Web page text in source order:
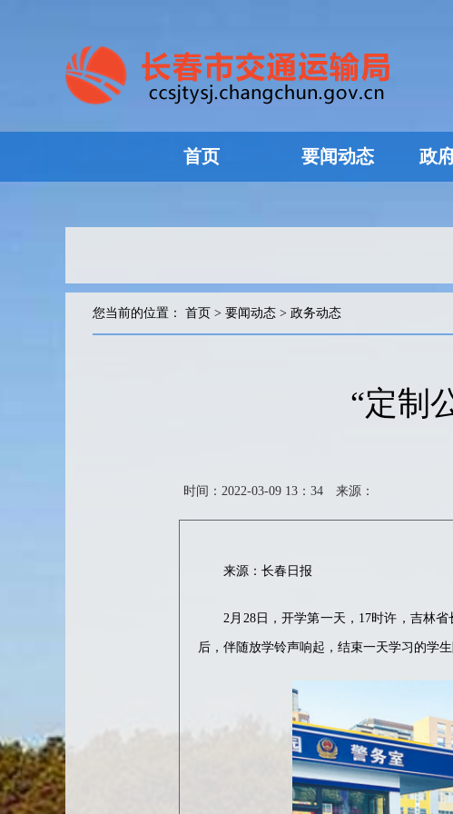
首页 要闻动态 政
您当前的位置： 首页 > 要闻动态 > 政务动态
“定制
时间：2022-03-09 13：34 来源：
来源：长春日报
2月28日，开学第一天，17时许，吉林省
后，伴随放学铃声响起，结束一天学习的学